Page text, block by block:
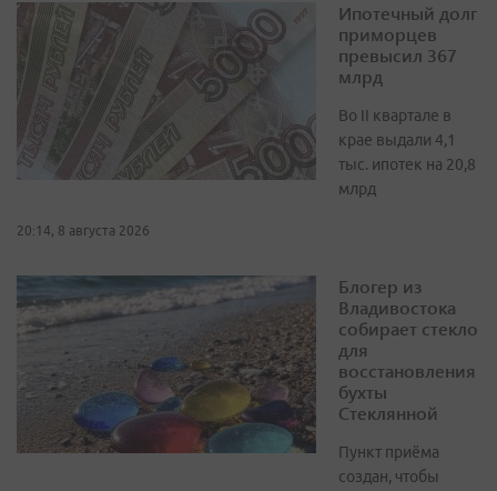
Ипотечный долг
приморцев
превысил 367
млрд
Во II квартале в
крае выдали 4,1
тыс. ипотек на 20,8
млрд
20:14, 8 августа 2026
Блогер из
Владивостока
собирает стекло
для
восстановления
бухты
Стеклянной
Пункт приёма
создан, чтобы